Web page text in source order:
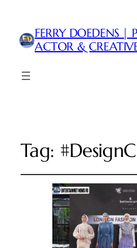
FERRY DOEDENS |
ACTOR &
Tag: